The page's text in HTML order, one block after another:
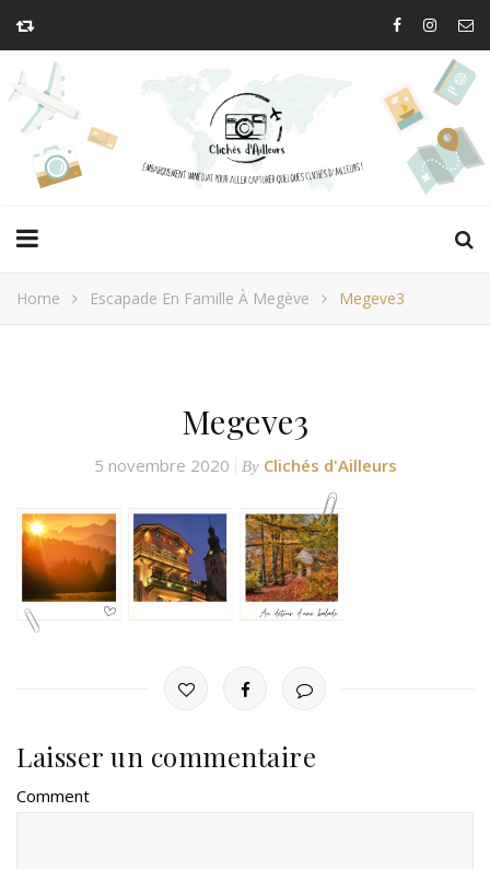
Home Escapade En Famille À Megève Megeve3
Megeve3
5 novembre 2020 By Clichés d'Ailleurs
Laisser un commentaire
Comment